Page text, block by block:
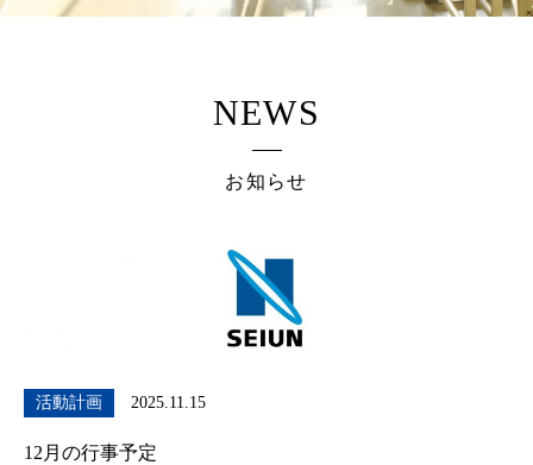
NEWS
お知らせ
活動計画 2025.11.15
12月の行事予定